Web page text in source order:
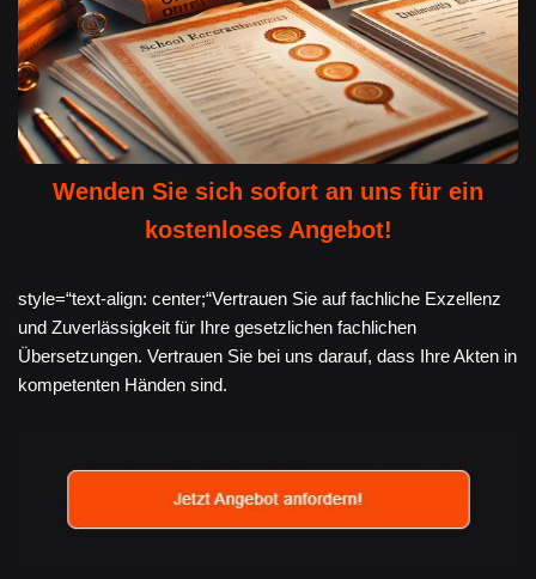
Wenden Sie sich sofort an uns für ein
kostenloses Angebot!
style=“text-align: center;“Vertrauen Sie auf fachliche Exzellenz
und Zuverlässigkeit für Ihre gesetzlichen fachlichen
Übersetzungen. Vertrauen Sie bei uns darauf, dass Ihre Akten in
kompetenten Händen sind.